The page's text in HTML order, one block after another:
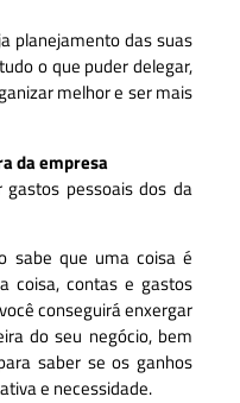
planejamento das suas
o que puder delegar,
melhor e ser mais
da empresa
pessoais dos da
sabe que uma coisa é
coisa, contas e gastos
conseguirá enxergar
do seu negócio, bem
saber se os ganhos
e necessidade.